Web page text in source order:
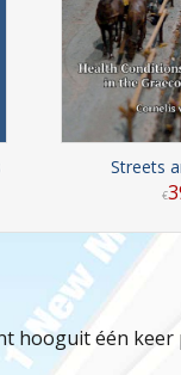
Streets
€
hooguit één keer